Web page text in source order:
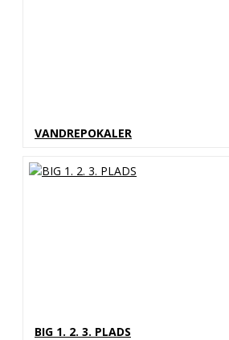
VANDREPOKALER
BIG 1. 2. 3. PLADS